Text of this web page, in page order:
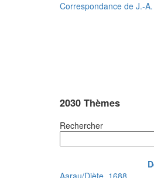
Correspondance de J.-
2030 Thèmes
Rechercher
Aarau/Diète, 1688